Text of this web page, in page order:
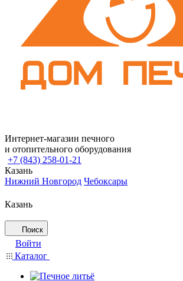
Интернет-магазин печного
и отопительного оборудования
+7 (843) 258-01-21
Казань
Нижний Новгород Чебоксары
Казань
Поиск
Войти
Каталог